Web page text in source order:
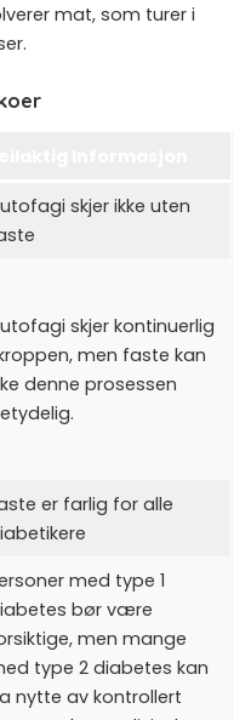
mat, som turer i
skjer ikke uten
skjer kontinuerlig
men faste kan
denne prosessen
er farlig for alle
med type 1
bør være
men mange
type 2 diabetes kan
nytte av kontrollert